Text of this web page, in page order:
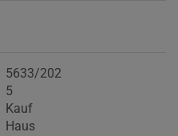
5633/202
5
Kauf
Haus